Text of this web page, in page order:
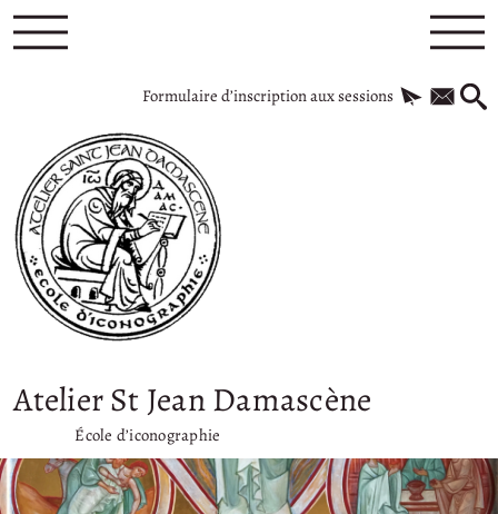
Formulaire d’inscription aux sessions
Atelier St Jean Damascène
École d’iconographie